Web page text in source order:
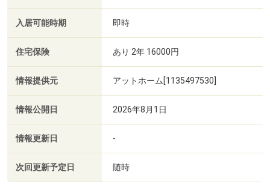
入居可能時期 即時
住宅保険 あり 2年 16000円
情報提供元 アットホーム[1135497530]
情報公開日 2026年8月1日
情報更新日 -
次回更新予定日 随時